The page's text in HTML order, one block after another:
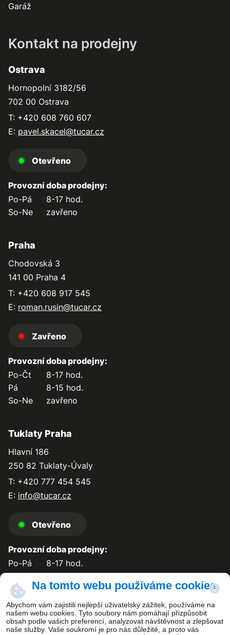
Na tomto webu používáme cookies
Abychom vám zajistili nejlepší uživatelský zážitek, používáme na
našem webu cookies. Tyto soubory nám pomáhají přizpůsobit
obsah podle vašich preferencí, analyzovat návštěvnost a zlepšovat
naše služby. Vaše soukromí je pro nás důležité, a proto vás
Garáž
Kontakt na prodejny
Ostrava
Hornopolní 3182/56
702 00 Ostrava
T: +420 608 760 607
E: pavel.skacel@tucar.cz
Otevřeno
Provozní doba prodejny:
Po-Pá
8-17 hod.
So-Ne
zavřeno
Praha
Chodovská 3
141 00 Praha 4
T: +420 608 917 545
E: roman.rusin@tucar.cz
Zavřeno
Provozní doba prodejny:
Po-Čt
8-17 hod.
Pá
8-15 hod.
So-Ne
zavřeno
Tuklaty Praha
Hlavní 186
250 82 Tuklaty-Úvaly
T: +420 777 454 545
E: info@tucar.cz
Otevřeno
Provozní doba prodejny:
Po-Pá
8-17 hod.
So-Ne
zavřeno
Kontakt